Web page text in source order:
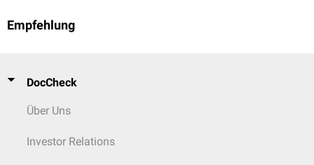
Empfehlung
DocCheck
Über Uns
Investor Relations